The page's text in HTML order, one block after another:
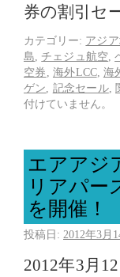
券の割引セ
カテゴリー: アジ
島
チェジュ航空 ,
空券
海外LCC, 海
ゲン
記念セール,
付けていません。
エアアジ
リアパー
を開催！
投稿日: 2012年3月
2012年3月